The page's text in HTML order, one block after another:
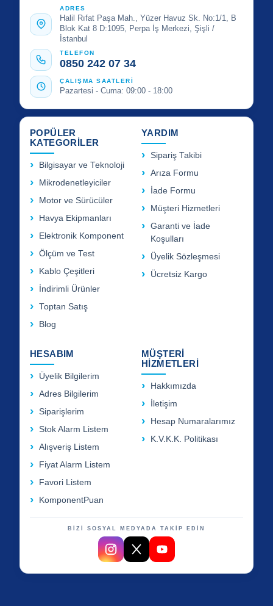
ADRES
Halil Rıfat Paşa Mah., Yüzer Havuz Sk. No:1/1, B
Blok Kat 8 D:1095, Perpa İş Merkezi, Şişli /
İstanbul
TELEFON
0850 242 07 34
ÇALIŞMA SAATLERİ
Pazartesi - Cuma: 09:00 - 18:00
POPÜLER
KATEGORİLER
Bilgisayar ve Teknoloji
Mikrodenetleyiciler
Motor ve Sürücüler
Havya Ekipmanları
Elektronik Komponent
Ölçüm ve Test
Kablo Çeşitleri
İndirimli Ürünler
Toptan Satış
Blog
YARDIM
Sipariş Takibi
Arıza Formu
İade Formu
Müşteri Hizmetleri
Garanti ve İade
Koşulları
Üyelik Sözleşmesi
Ücretsiz Kargo
HESABIM
Üyelik Bilgilerim
Adres Bilgilerim
Siparişlerim
Stok Alarm Listem
Alışveriş Listem
Fiyat Alarm Listem
Favori Listem
KomponentPuan
MÜŞTERİ
HİZMETLERİ
Hakkımızda
İletişim
Hesap Numaralarımız
K.V.K.K. Politikası
BİZİ SOSYAL MEDYADA TAKİP EDİN